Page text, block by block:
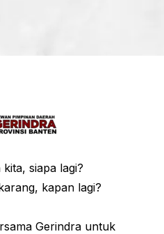
siapa lagi?
kapan lagi?
Gerindra untuk